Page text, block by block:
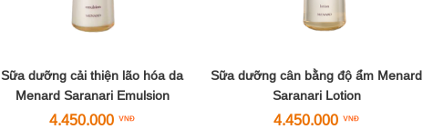
Sữa dưỡng cải thiện lão hóa da
Menard Saranari Emulsion
4.450.000
Sữa dưỡng cân bằng độ ẩm Menard
Saranari Lotion
4.450.000